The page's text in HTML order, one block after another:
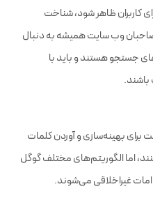
کاربران ظاهر شود، شناخت
وب سایت همیشه به دنبال
جستجو هستند و باید با
بهینه‌سازی و آوردن کلمات
اما الگوریتم‌های مختلف گوگل
غیراخلاقی می‌شوند.